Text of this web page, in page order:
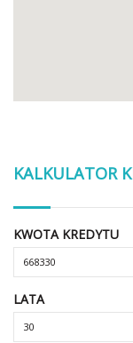
KALKULATOR
KWOTA KREDYTU
LATA